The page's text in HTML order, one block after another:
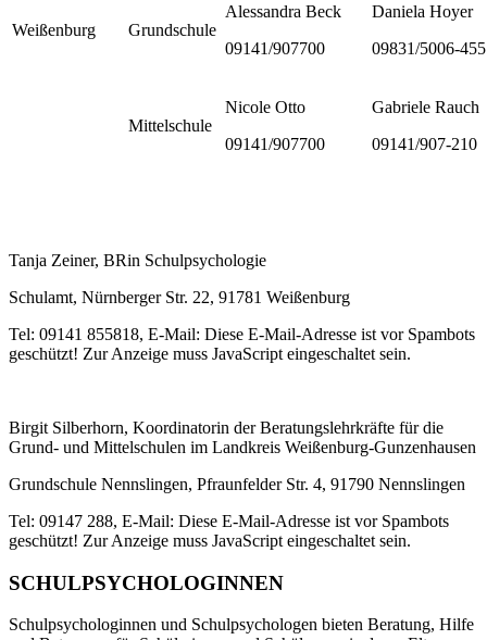
Weißenburg Grundschule
Alessandra Beck
09141/907700
Daniela Hoyer
09831/5006-455
Mittelschule
Nicole Otto
09141/907700
Gabriele Rauch
09141/907-210
Tanja Zeiner, BRin Schulpsychologie
Schulamt, Nürnberger Str. 22, 91781 Weißenburg
Tel: 09141 855818, E-Mail: Diese E-Mail-Adresse ist vor Spambots
geschützt! Zur Anzeige muss JavaScript eingeschaltet sein.
Birgit Silberhorn, Koordinatorin der Beratungslehrkräfte für die
Grund- und Mittelschulen im Landkreis Weißenburg-Gunzenhausen
Grundschule Nennslingen, Pfraunfelder Str. 4, 91790 Nennslingen
Tel: 09147 288, E-Mail: Diese E-Mail-Adresse ist vor Spambots
geschützt! Zur Anzeige muss JavaScript eingeschaltet sein.
SCHULPSYCHOLOGINNEN
Schulpsychologinnen und Schulpsychologen bieten Beratung, Hilfe